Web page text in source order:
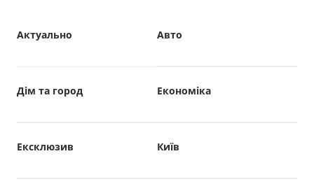
Авто
Актуально
Дім та город Економіка
Ексклюзив Київ